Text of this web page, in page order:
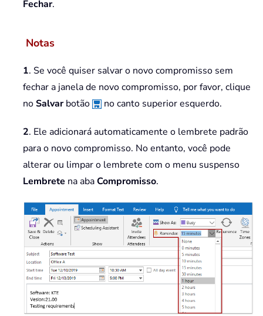
Fechar.
Notas
1. Se você quiser salvar o novo compromisso sem
fechar a janela de novo compromisso, por favor, clique
noSalvarbotão no canto superior esquerdo.
2. Ele adicionará automaticamente o lembrete padrão
para o novo compromisso. No entanto, você pode
alterar ou limpar o lembrete com o menu suspenso
Lembrete na abaCompromisso.